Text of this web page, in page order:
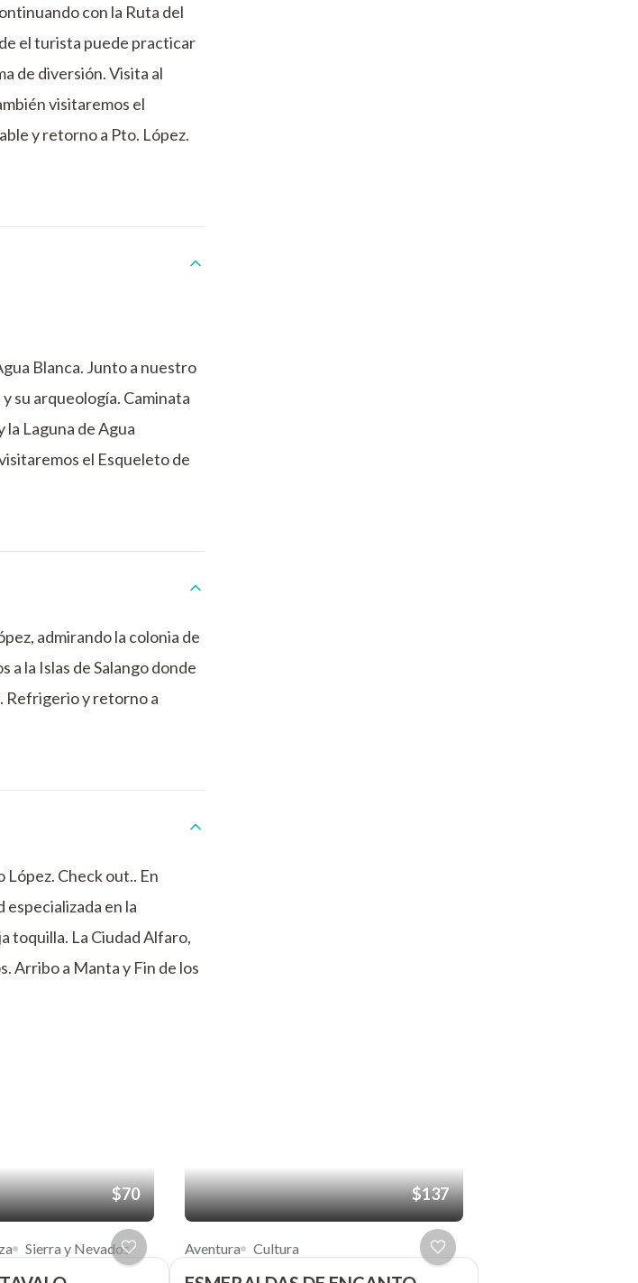
con la Ruta del
el turista puede practicar
de diversión. Visita al
visitaremos el
y retorno a Pto. López.
Blanca. Junto a nuestro
su arqueología. Caminata
Laguna de Agua
el Esqueleto de
admirando la colonia de
a la Islas de Salango donde
Refrigerio y retorno a
Check out.. En
en la
toquilla. La Ciudad Alfaro,
Arribo a Manta y Fin de los
$70
Sierra y Nevados
$137
Aventura Cultura